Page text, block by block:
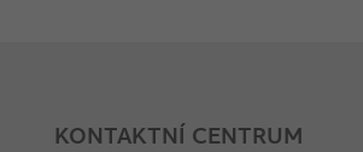
KONTAKTNÍ CENTRUM